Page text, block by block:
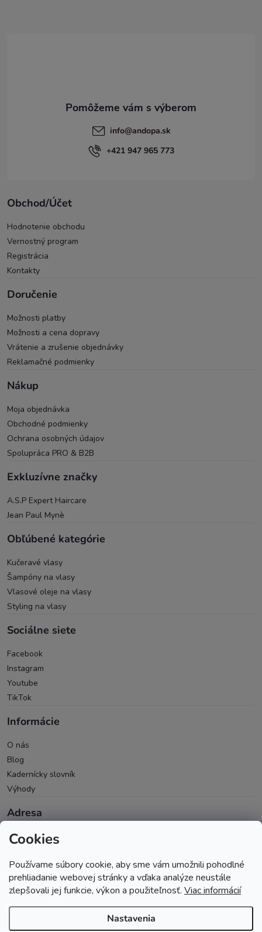
Cookies
Používame súbory cookie, aby sme vám umožnili pohodlné
prehliadanie webovej stránky a vďaka analýze neustále
zlepšovali jej funkcie, výkon a použiteľnosť. Viac informácií
Nastavenia
info@andopa.sk
+421 947 965 773
Obchod/Účet
Hodnotenie obchodu
Vernostný program
Registrácia
Kontakty
Doručenie
Možnosti platby
Možnosti a cena dopravy
Vrátenie a zrušenie objednávky
Reklamačné podmienky
Nákup
Moja objednávka
Obchodné podmienky
Ochrana osobných údajov
Spolupráca PRO & B2B
Exkluzívne značky
A.S.P Expert Haircare
Jean Paul Mynè
Obľúbené kategórie
Kučeravé vlasy
Šampóny na vlasy
Vlasové oleje na vlasy
Styling na vlasy
Sociálne siete
Facebook
Instagram
Youtube
TikTok
Informácie
O nás
Blog
Kadernícky slovník
Výhody
Adresa
Oravická 614/14
Okres Tvrdošín